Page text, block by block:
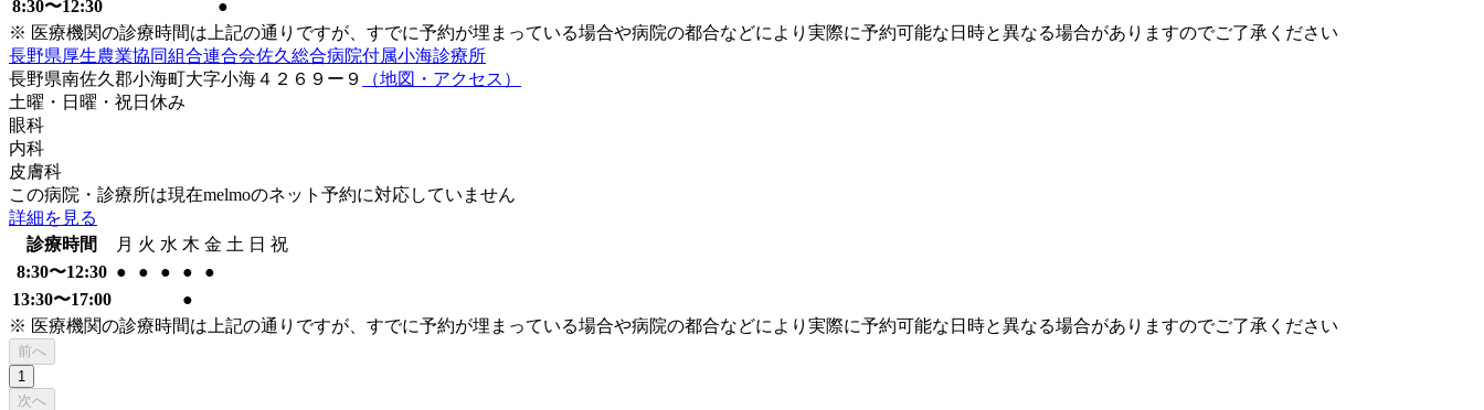
8:30〜12:30
●
※ 医療機関の診療時間は上記の通りですが、すでに予約が埋まっている場合や病院の都合などにより実際に予約可能な日時と異なる場合がありますのでご了承ください
長野県厚生農業協同組合連合会佐久総合病院付属小海診療所
長野県南佐久郡小海町大字小海４２６９ー９
（地図・アクセス）
土曜・日曜・祝日 休み
眼科
内科
皮膚科
この病院・診療所は現在melmoのネット予約に対応していません
詳細を見る
診療時間
月 火 水 木 金 土 日 祝
8:30〜12:30 ● ● ● ●
●
13:30〜17:00
●
※ 医療機関の診療時間は上記の通りですが、すでに予約が埋まっている場合や病院の都合などにより実際に予約可能な日時と異なる場合がありますのでご了承ください
前へ
1
次へ